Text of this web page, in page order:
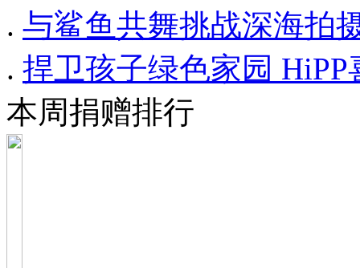
. 与鲨鱼共舞挑战深海拍
. 捍卫孩子绿色家园
本周捐赠排行